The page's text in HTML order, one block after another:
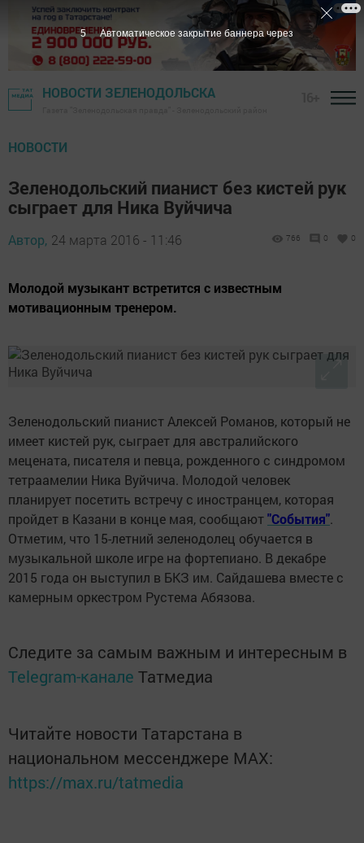
НОВОСТИ ЗЕЛЕНОДОЛЬСКА
НОВОСТИ
Зеленодольский пианист без кистей рук
сыграет для Ника Вуйчича
Автор, 24 марта 2016 - 11:46 766 0 0
Молодой музыкант встретится с известным
мотивационным тренером.
Зеленодольский пианист Алексей Романов, который не
имеет кистей рук, сыграет для австралийского
мецената, писателя и певца, рожденного с синдромом
тетраамелии Ника Вуйчича. Молодой человек
планирует посетить встречу с иностранцем, которая
пройдет в Казани в конце мая, сообщают"События".
Отметим, что 15-летний зеленодолец обучается в
музыкальной школе игре на фортепиано. В декабре
2015 года он выступил в БКЗ им. Сайдашева вместе с
камерным оркестром Рустема Абязова.
Следите за самым важным и интересным в
Telegram-канале Татмедиа
Читайте новости Татарстана в
национальном мессенджере MАХ:
https://max.ru/tatmedia
5 Автоматическое закрытие баннера через